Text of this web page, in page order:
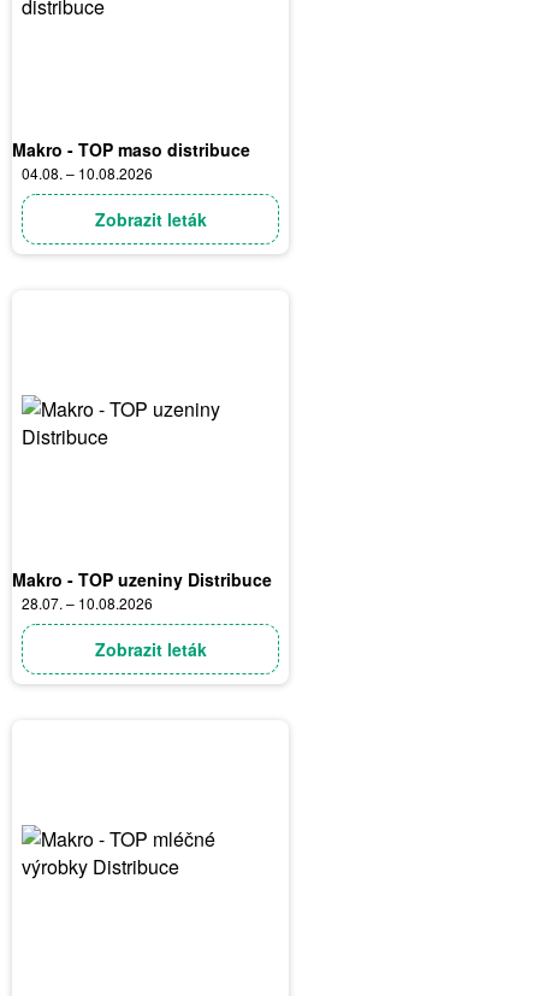
Makro - TOP maso distribuce
04.08. – 10.08.2026
Zobrazit leták
Makro - TOP uzeniny Distribuce
28.07. – 10.08.2026
Zobrazit leták